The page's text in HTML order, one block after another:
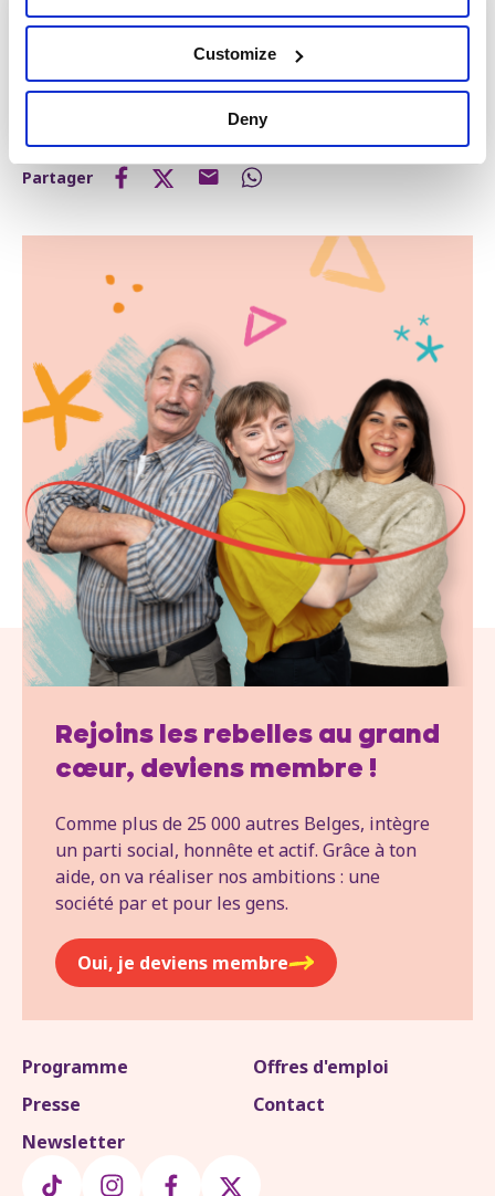
Customize
Deny
Pour aller plus loin
Notre article de mars 2021
Partager
Rejoins les rebelles au grand
cœur, deviens membre !
Comme plus de 25 000 autres Belges, intègre
un parti social, honnête et actif. Grâce à ton
aide, on va réaliser nos ambitions : une
société par et pour les gens.
Oui, je deviens membre
Programme
Offres d'emploi
Presse
Contact
Newsletter